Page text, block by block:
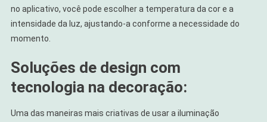
no aplicativo, você pode escolher a temperatura da cor e a
intensidade da luz, ajustando-a conforme a necessidade do
momento.
Soluções de design com
tecnologia na decoração:
Uma das maneiras mais criativas de usar a iluminação